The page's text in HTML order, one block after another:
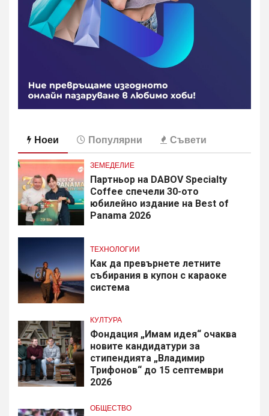
Ноеи Популярни Съвети
ЗЕМЕДЕЛИЕ
Партньор на DABOV Specialty
Coffee спечели 30-ото
юбилейно издание на Best of
Panama 2026
ТЕХНОЛОГИИ
Как да превърнете летните
събирания в купон с караоке
система
КУЛТУРА
Фондация „Имам идея“ очаква
новите кандидатури за
стипендията „Владимир
Трифонов“ до 15 септември
2026
ОБЩЕСТВО